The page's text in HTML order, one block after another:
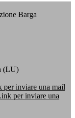
Barga
(LU)
per inviare una mail
per inviare una